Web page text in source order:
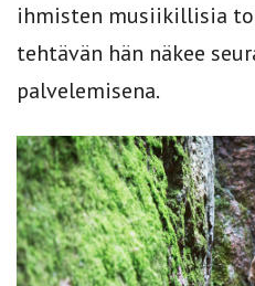
ihmisten musiikillisia
tehtävän hän näkee
palvelemisena.